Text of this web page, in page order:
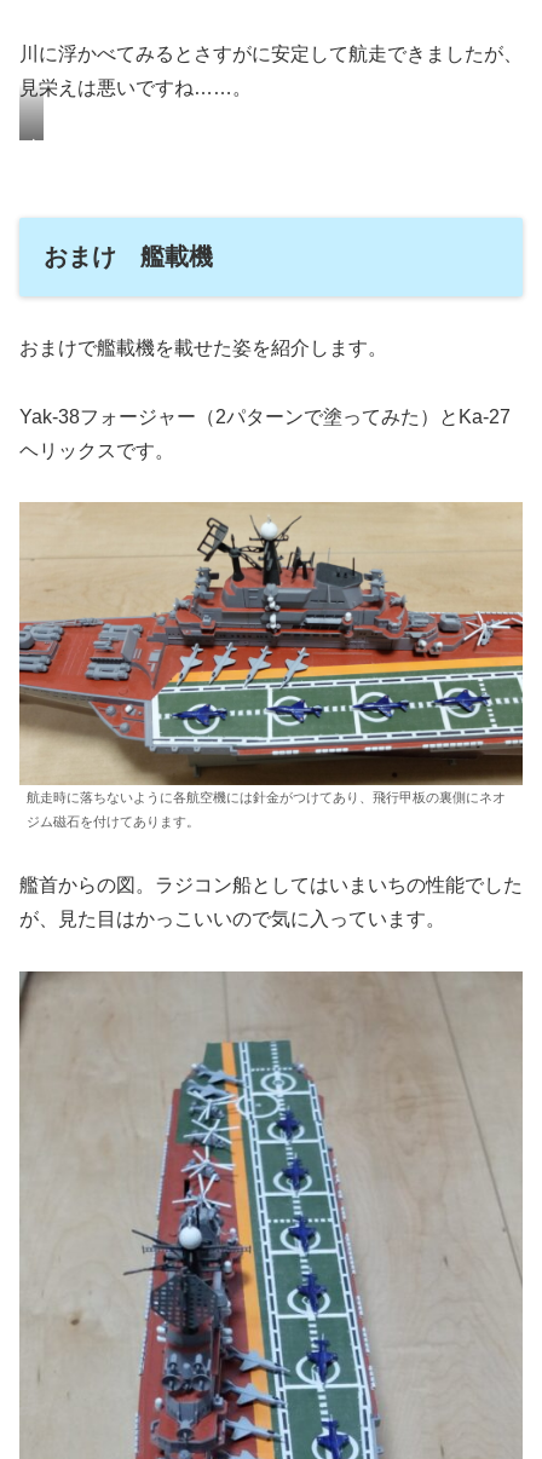
川に浮かべてみるとさすがに安定して航走できましたが、
見栄えは悪いですね……。
い
こ
ロ
ー
も
レ
ー
塗
れ
ば
よ
っ
おまけ 艦載機
おまけで艦載機を載せた姿を紹介します。
Yak-38フォージャー（2パターンで塗ってみた）とKa-27
ヘリックスです。
航走時に落ちないように各航空機には針金がつけてあり、飛行甲板の裏側にネオ
ジム磁石を付けてあります。
艦首からの図。ラジコン船としてはいまいちの性能でした
が、見た目はかっこいいので気に入っています。